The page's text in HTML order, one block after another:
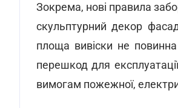
Зокрема, нові правила
скульптурний декор
площа вивіски не
перешкод для
вимогам пожежної,